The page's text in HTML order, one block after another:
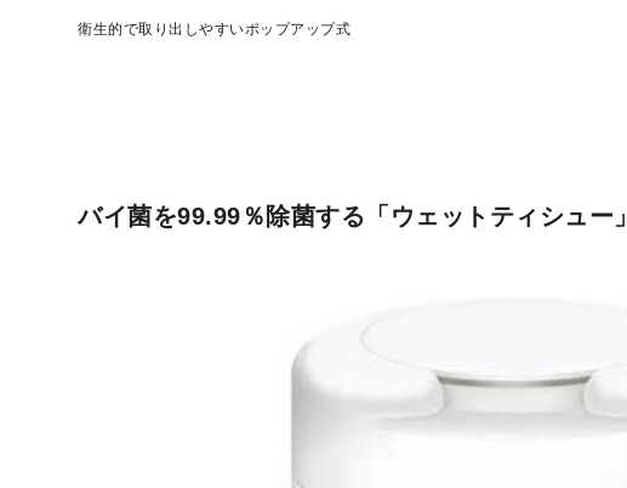
衛生的で取り出しやすいポップアップ式
バイ菌を99.99％除菌する「ウェットティシュー」